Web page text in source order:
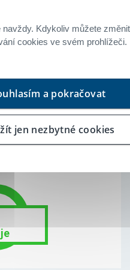
od Buřinky
2025
smlouvy jsem byl/a
produkt od Buřinky
a známým?
navždy. Kdykoliv můžete
cookies ve svém
a pokračovat
jen nezbytné cookies